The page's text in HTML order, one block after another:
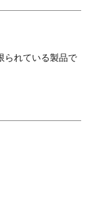
られている製品で